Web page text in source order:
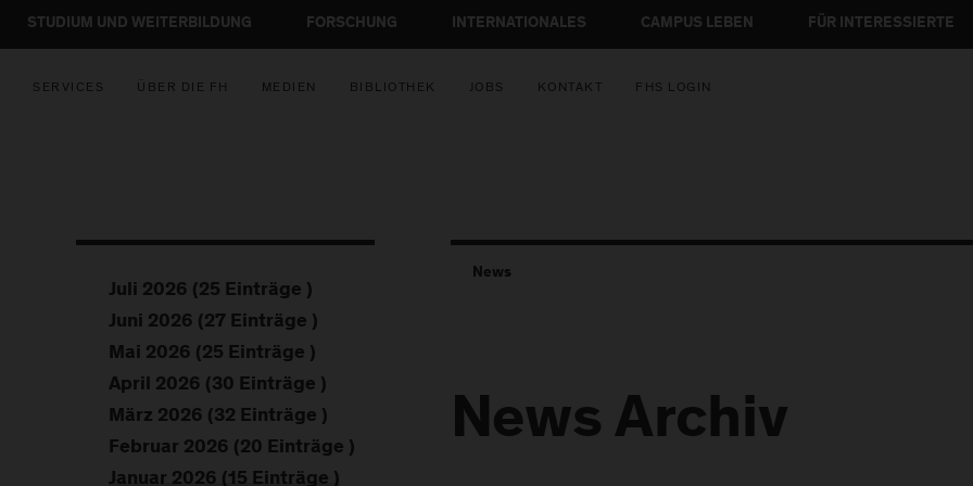
STUDIUM UND WEITERBILDUNG FORSCHUNG INTERNATIONALES CAMPUS LEBEN FÜR INTERESSIERTE
SERVICES ÜBER DIE FH MEDIEN BIBLIOTHEK JOBS KONTAKT FHS LOGIN
News
News Archiv
Juli 2026 (25 Einträge )
Juni 2026 (27 Einträge )
Mai 2026 (25 Einträge )
April 2026 (30 Einträge )
März 2026 (32 Einträge )
Februar 2026 (20 Einträge )
Januar 2026 (15 Einträge )